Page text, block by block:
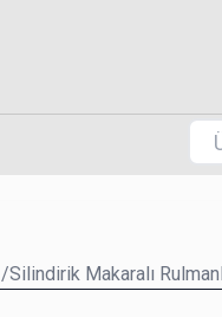
/Silindirik Makaralı